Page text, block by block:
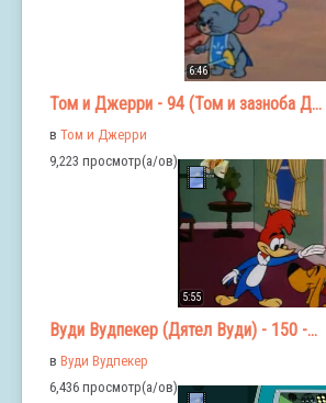
6:46
Том и Джерри - 94 (Том и зазноба Д...
в Том и Джерри
9,223 просмотр(а/ов)
5:55
Вуди Вудпекер (Дятел Вуди) - 150 -...
в Вуди Вудпекер
6,436 просмотр(а/ов)